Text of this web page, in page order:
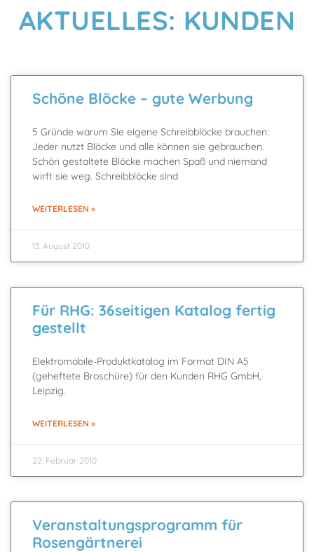
AKTUELLES: KUNDEN
Schöne Blöcke – gute Werbung
5 Gründe warum Sie eigene Schreibblöcke brauchen:
Jeder nutzt Blöcke und alle können sie gebrauchen.
Schön gestaltete Blöcke machen Spaß und niemand
wirft sie weg. Schreibblöcke sind
WEITERLESEN »
13. August 2010
Für RHG: 36seitigen Katalog fertig
gestellt
Elektromobile-Produktkatalog im Format DIN A5
(geheftete Broschüre) für den Kunden RHG GmbH,
Leipzig.
WEITERLESEN »
22. Februar 2010
Veranstaltungsprogramm für
Rosengärtnerei